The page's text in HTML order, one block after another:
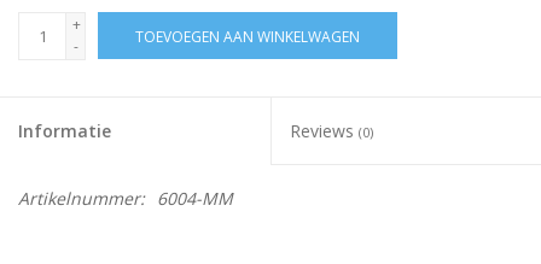
+
-
TOEVOEGEN AAN WINKELWAGEN
Informatie Reviews (0)
Artikelnummer: 6004-MM